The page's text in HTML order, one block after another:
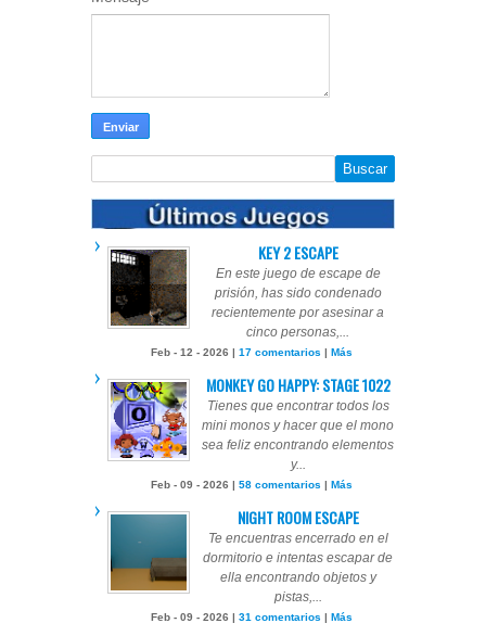
KEY 2 ESCAPE
En este juego de escape de
prisión, has sido condenado
recientemente por asesinar a
cinco personas,...
Feb - 12 - 2026 | 17 comentarios Más
MONKEY GO HAPPY: STAGE 1022
Tienes que encontrar todos los
mini monos y hacer que el mono
sea feliz encontrando elementos
y...
Feb - 09 - 2026 | 58 comentarios Más
NIGHT ROOM ESCAPE
Te encuentras encerrado en el
dormitorio e intentas escapar de
ella encontrando objetos y
pistas,...
Feb - 09 - 2026 | 31 comentarios Más